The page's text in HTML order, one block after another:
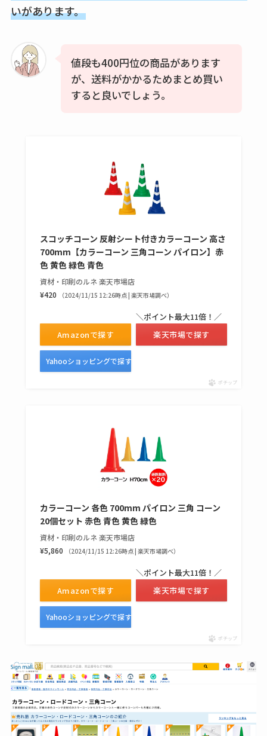
売ってない？どこで
売ってるか・代替品
など解説
復刻はある？ウルト
ラカパーは品切れ？
売ってる場所調査
理由はなぜ？売って
ない？売ってる場所
も調査
クランベリージュー
スはコンビニで売っ
てる？薬局やイオン
いがあります。
値段も400円位の商品があります
が、送料がかかるためまとめ買い
すると良いでしょう。
スコッチコーン 反射シート付きカラーコーン 高さ
700mm【カラーコーン 三角コーン パイロン】赤
色 黄色 緑色 青色
資材・印刷のルネ 楽天市場店
¥420
（2024/11/15 12:26時点 | 楽天市場調べ）
Amazonで探す
＼ポイント最大11倍！／
楽天市場で探す
Yahooショッピングで探す
ポチップ
カラーコーン 各色 700mm パイロン 三角 コーン
20個セット 赤色 青色 黄色 緑色
資材・印刷のルネ 楽天市場店
¥5,860
（2024/11/15 12:26時点 | 楽天市場調べ）
Amazonで探す
＼ポイント最大11倍！／
楽天市場で探す
Yahooショッピングで探す
ポチップ